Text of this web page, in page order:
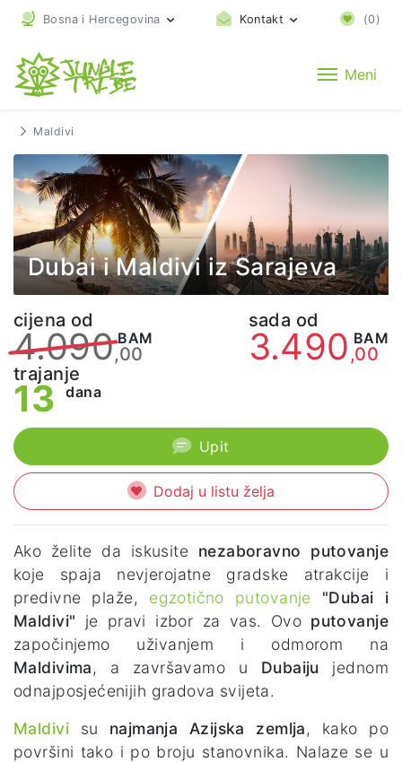
Bosna i Hercegovina Kontakt (0)
Meni
Maldivi
Dubai i Maldivi iz Sarajeva
cijena od
4.090 BAM
,00
sada od
3.490 BAM
,00
trajanje
13 dana
Upit
Dodaj u listu želja
Ako želite da iskusite nezaboravno putovanje
koje spaja nevjerojatne gradske atrakcije i
predivne plaže, egzotično putovanje
"Dubai i
Maldivi" je pravi izbor za vas. Ovo putovanje
započinjemo uživanjem i odmorom na
Maldivima, a završavamo u Dubaiju jednom
odnajposjećenijih gradova svijeta.
Maldivi
su najmanja Azijska zemlja, kako po
površini tako i po broju stanovnika. Nalaze se u